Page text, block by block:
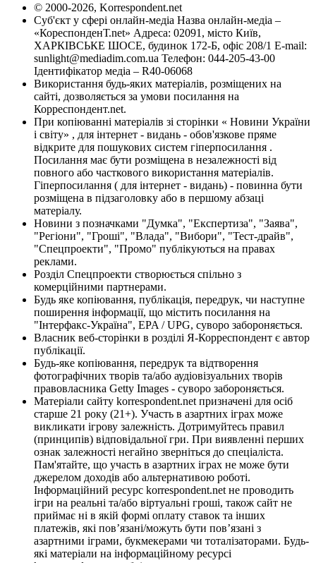
© 2000-2026, Korrespondent.net
Суб'єкт у сфері онлайн-медіа Назва онлайн-медіа –
«КореспонденТ.net» Адреса: 02091, місто Київ,
ХАРКІВСЬКЕ ШОСЕ, будинок 172-Б, офіс 208/1 E-mail:
sunlight@mediadim.com.ua Телефон: 044-205-43-00
Ідентифікатор медіа – R40-06068
Використання будь-яких матеріалів, розміщених на
сайті, дозволяється за умови посилання на
Корреспондент.net.
При копіюванні матеріалів зі сторінки « Новини України
і світу» , для інтернет - видань - обов'язкове пряме
відкрите для пошукових систем гіперпосилання .
Посилання має бути розміщена в незалежності від
повного або часткового використання матеріалів.
Гіперпосилання ( для інтернет - видань) - повинна бути
розміщена в підзаголовку або в першому абзаці
матеріалу.
Новини з позначками "Думка", "Експертиза", "Заява",
"Регіони", "Гроші", "Влада", "Вибори", "Тест-драйв",
"Спецпроекти", "Промо" публікуються на правах
реклами.
Розділ Спецпроекти створюється спільно з
комерційними партнерами.
Будь яке копіювання, публікація, передрук, чи наступне
поширення інформації, що містить посилання на
"Інтерфакс-Україна", EPA / UPG, суворо забороняється.
Власник веб-сторінки в розділі Я-Корреспондент є автор
публікації.
Будь-яке копіювання, передрук та відтворення
фотографічних творів та/або аудіовізуальних творів
правовласника Getty Images - суворо забороняється.
Матеріали сайту korrespondent.net призначені для осіб
старше 21 року (21+). Участь в азартних іграх може
викликати ігрову залежність. Дотримуйтесь правил
(принципів) відповідальної гри. При виявленні перших
ознак залежності негайно зверніться до спеціаліста.
Пам'ятайте, що участь в азартних іграх не може бути
джерелом доходів або альтернативою роботі.
Інформаційний ресурс korrespondent.net не проводить
ігри на реальні та/або віртуальні гроші, також сайт не
приймає ні в якій формі оплату ставок та інших
платежів, які пов’язані/можуть бути пов’язані з
азартними іграми, букмекерами чи тоталізаторами. Будь-
які матеріали на інформаційному ресурсі